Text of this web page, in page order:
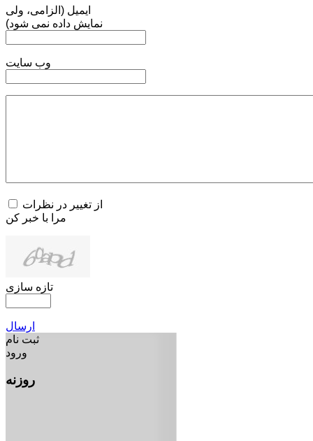
ایمیل (الزامی، ولی
نمایش داده نمی شود)
وب سایت
از تغییر در نظرات
مرا با خبر کن
تازه سازی
ارسال
ثبت نام
ورود
روزنه